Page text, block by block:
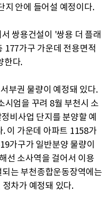
지 안에 들어설 예정이다.
쌍용건설이 '쌍용 더 플래
177가구 가운데 전용면적
한다.
부권 물량이 예정돼 있다.
시엄을 꾸려 8월 부천시 소
비사업 단지를 분양할 예
이 가운데 아파트 1158가
가구가 일반분양 물량이
선 소사역을 걸어서 이용
는 부천종합운동장역에는
차가 예정돼 있다.